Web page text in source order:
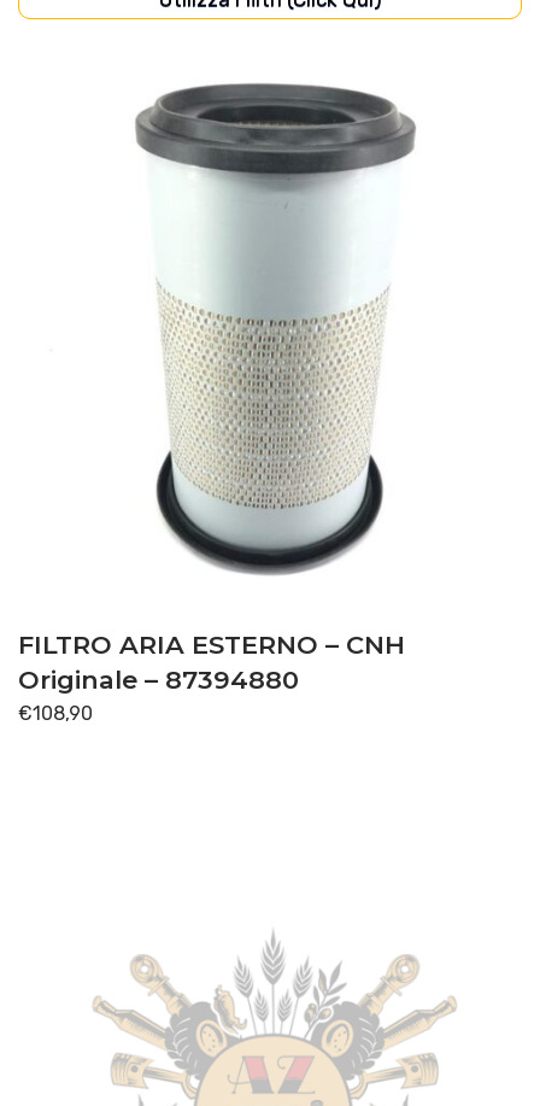
CARROZZERIA(7)
DISCHI FRIZIONE(8)
IMPIANTO ELETTRICO
IMPIANTO IDRAULICO(15)
(86)
PONTE ANTERIORE(9)
TRASMISSIONE(40)
FILTRO ARIA ESTERNO – CNH
Originale – 87394880
€108,90